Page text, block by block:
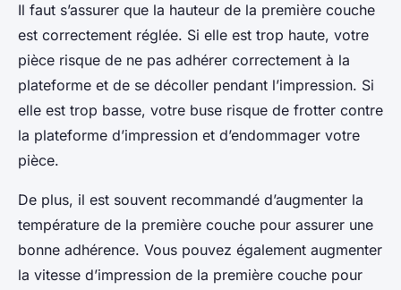
Il faut s’assurer que la hauteur de la première couche
est correctement réglée. Si elle est trop haute, votre
pièce risque de ne pas adhérer correctement à la
plateforme et de se décoller pendant l’impression. Si
elle est trop basse, votre buse risque de frotter contre
la plateforme d’impression et d’endommager votre
pièce.
De plus, il est souvent recommandé d’augmenter la
température de la première couche pour assurer une
bonne adhérence. Vous pouvez également augmenter
la vitesse d’impression de la première couche pour